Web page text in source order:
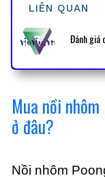
LIÊN QUAN
Đánh giá
Mua nồi
ở đâu?
Nồi nhôm